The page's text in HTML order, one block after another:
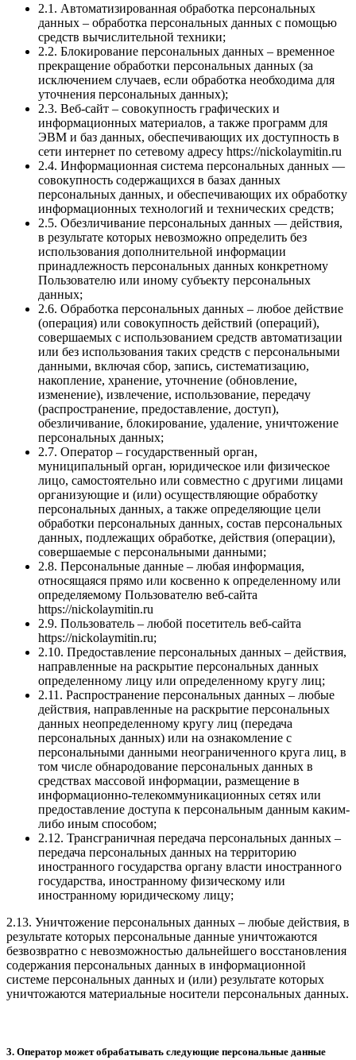
2.1. Автоматизированная обработка персональных
данных – обработка персональных данных с помощью
средств вычислительной техники;
2.2. Блокирование персональных данных – временное
прекращение обработки персональных данных (за
исключением случаев, если обработка необходима для
уточнения персональных данных);
2.3. Веб-сайт – совокупность графических и
информационных материалов, а также программ для
ЭВМ и баз данных, обеспечивающих их доступность в
сети интернет по сетевому адресу https://nickolaymitin.ru
2.4. Информационная система персональных данных —
совокупность содержащихся в базах данных
персональных данных, и обеспечивающих их обработку
информационных технологий и технических средств;
2.5. Обезличивание персональных данных — действия,
в результате которых невозможно определить без
использования дополнительной информации
принадлежность персональных данных конкретному
Пользователю или иному субъекту персональных
данных;
2.6. Обработка персональных данных – любое действие
(операция) или совокупность действий (операций),
совершаемых с использованием средств автоматизации
или без использования таких средств с персональными
данными, включая сбор, запись, систематизацию,
накопление, хранение, уточнение (обновление,
изменение), извлечение, использование, передачу
(распространение, предоставление, доступ),
обезличивание, блокирование, удаление, уничтожение
персональных данных;
2.7. Оператор – государственный орган,
муниципальный орган, юридическое или физическое
лицо, самостоятельно или совместно с другими лицами
организующие и (или) осуществляющие обработку
персональных данных, а также определяющие цели
обработки персональных данных, состав персональных
данных, подлежащих обработке, действия (операции),
совершаемые с персональными данными;
2.8. Персональные данные – любая информация,
относящаяся прямо или косвенно к определенному или
определяемому Пользователю веб-сайта
https://nickolaymitin.ru
2.9. Пользователь – любой посетитель веб-сайта
https://nickolaymitin.ru;
2.10. Предоставление персональных данных – действия,
направленные на раскрытие персональных данных
определенному лицу или определенному кругу лиц;
2.11. Распространение персональных данных – любые
действия, направленные на раскрытие персональных
данных неопределенному кругу лиц (передача
персональных данных) или на ознакомление с
персональными данными неограниченного круга лиц, в
том числе обнародование персональных данных в
средствах массовой информации, размещение в
информационно-телекоммуникационных сетях или
предоставление доступа к персональным данным каким-
либо иным способом;
2.12. Трансграничная передача персональных данных –
передача персональных данных на территорию
иностранного государства органу власти иностранного
государства, иностранному физическому или
иностранному юридическому лицу;
2.13. Уничтожение персональных данных – любые действия, в
результате которых персональные данные уничтожаются
безвозвратно с невозможностью дальнейшего восстановления
содержания персональных данных в информационной
системе персональных данных и (или) результате которых
уничтожаются материальные носители персональных данных.
3. Оператор может обрабатывать следующие персональные данные